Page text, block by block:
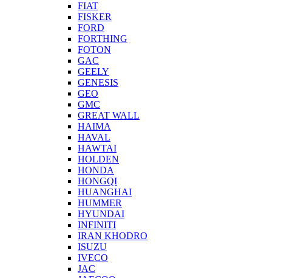
FIAT
FISKER
FORD
FORTHING
FOTON
GAC
GEELY
GENESIS
GEO
GMC
GREAT WALL
HAIMA
HAVAL
HAWTAI
HOLDEN
HONDA
HONGQI
HUANGHAI
HUMMER
HYUNDAI
INFINITI
IRAN KHODRO
ISUZU
IVECO
JAC